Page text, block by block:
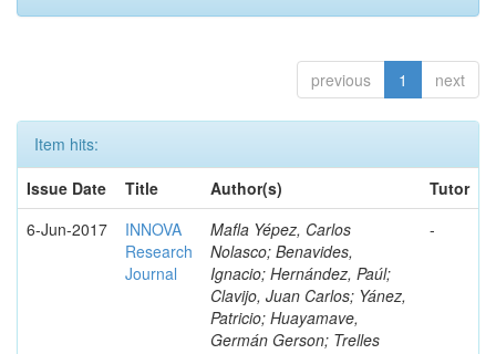
previous 1 next
Item hits:
Issue Date
Title Author(s)
Tutor
6-Jun-2017
INNOVA
Research
Journal
Mafla Yépez, Carlos
Nolasco; Benavides,
Ignacio; Hernández, Paúl;
Clavijo, Juan Carlos; Yánez,
Patricio; Huayamave,
Germán Gerson; Trelles
-